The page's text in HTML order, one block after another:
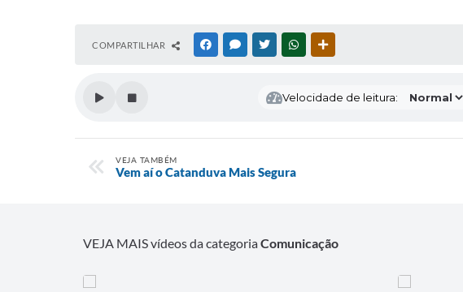
COMPARTILHAR FACEBOOKMESSENGER
TWITTERWHATSAPP
Velocidade de leitura:
VEJA TAMBÉM
Vem aí o Catanduva Mais Segura
VEJA MAIS vídeos da categoriaComunicação